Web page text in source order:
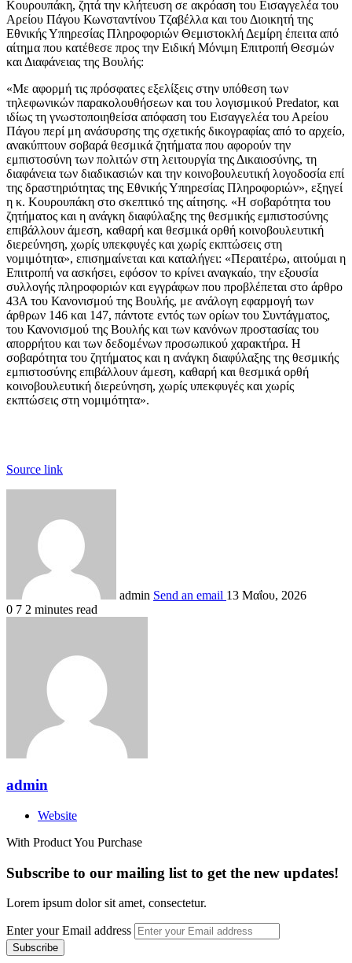
Κουρουπάκη, ζητά την κλήτευση σε ακρόαση του Εισαγγελέα του
Αρείου Πάγου Κωνσταντίνου Τζαβέλλα και του Διοικητή της
Εθνικής Υπηρεσίας Πληροφοριών Θεμιστοκλή Δεμίρη έπειτα από
αίτημα που κατέθεσε προς την Ειδική Μόνιμη Επιτροπή Θεσμών
και Διαφάνειας της Βουλής:
«Με αφορμή τις πρόσφατες εξελίξεις στην υπόθεση των
τηλεφωνικών παρακολουθήσεων και του λογισμικού Predator, και
ιδίως τη γνωστοποιηθείσα απόφαση του Εισαγγελέα του Αρείου
Πάγου περί μη ανάσυρσης της σχετικής δικογραφίας από το αρχείο,
ανακύπτουν σοβαρά θεσμικά ζητήματα που αφορούν την
εμπιστοσύνη των πολιτών στη λειτουργία της Δικαιοσύνης, τη
διαφάνεια των διαδικασιών και την κοινοβουλευτική λογοδοσία επί
της δραστηριότητας της Εθνικής Υπηρεσίας Πληροφοριών», εξηγεί
η κ. Κουρουπάκη στο σκεπτικό της αίτησης. «Η σοβαρότητα του
ζητήματος και η ανάγκη διαφύλαξης της θεσμικής εμπιστοσύνης
επιβάλλουν άμεση, καθαρή και θεσμικά ορθή κοινοβουλευτική
διερεύνηση, χωρίς υπεκφυγές και χωρίς εκπτώσεις στη
νομιμότητα», επισημαίνεται και καταλήγει: «Περαιτέρω, αιτούμαι η
Επιτροπή να ασκήσει, εφόσον το κρίνει αναγκαίο, την εξουσία
συλλογής πληροφοριών και εγγράφων που προβλέπεται στο άρθρο
43Α του Κανονισμού της Βουλής, με ανάλογη εφαρμογή των
άρθρων 146 και 147, πάντοτε εντός των ορίων του Συντάγματος,
του Κανονισμού της Βουλής και των κανόνων προστασίας του
απορρήτου και των δεδομένων προσωπικού χαρακτήρα. Η
σοβαρότητα του ζητήματος και η ανάγκη διαφύλαξης της θεσμικής
εμπιστοσύνης επιβάλλουν άμεση, καθαρή και θεσμικά ορθή
κοινοβουλευτική διερεύνηση, χωρίς υπεκφυγές και χωρίς
εκπτώσεις στη νομιμότητα».
Source link
admin Send an email 13 Μαΐου, 2026
0 7 2 minutes read
admin
Website
With Product You Purchase
Subscribe to our mailing list to get the new updates!
Lorem ipsum dolor sit amet, consectetur.
Enter your Email address